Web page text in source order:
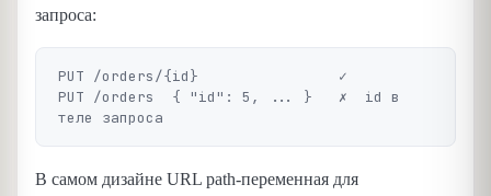
запроса:
PUT /orders/{id}                ✓
PUT /orders  { "id": 5, ... }   ✗  id в
В самом дизайне URL path-переменная для